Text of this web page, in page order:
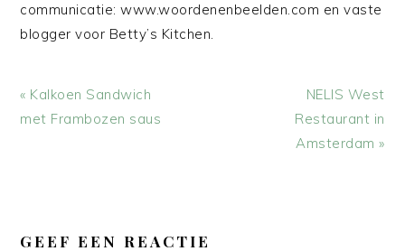
communicatie: www.woordenenbeelden.com en vaste
blogger voor Betty’s Kitchen.
Vorig
bericht:
« Kalkoen Sandwich
met Frambozen saus
Volgend
bericht:
NELIS West
Restaurant in
Amsterdam »
INTERACTIES
GEEF EEN REACTIE